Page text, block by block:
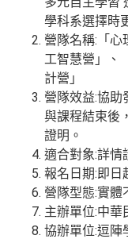
學科系選擇時
營隊名稱:「心
工智慧營」、
計營」
營隊效益:協
與課程結束後
證明。
適合對象:詳情
報名日期:即日
營隊型態:實體
主辦單位:中華
協辦單位:逗陣